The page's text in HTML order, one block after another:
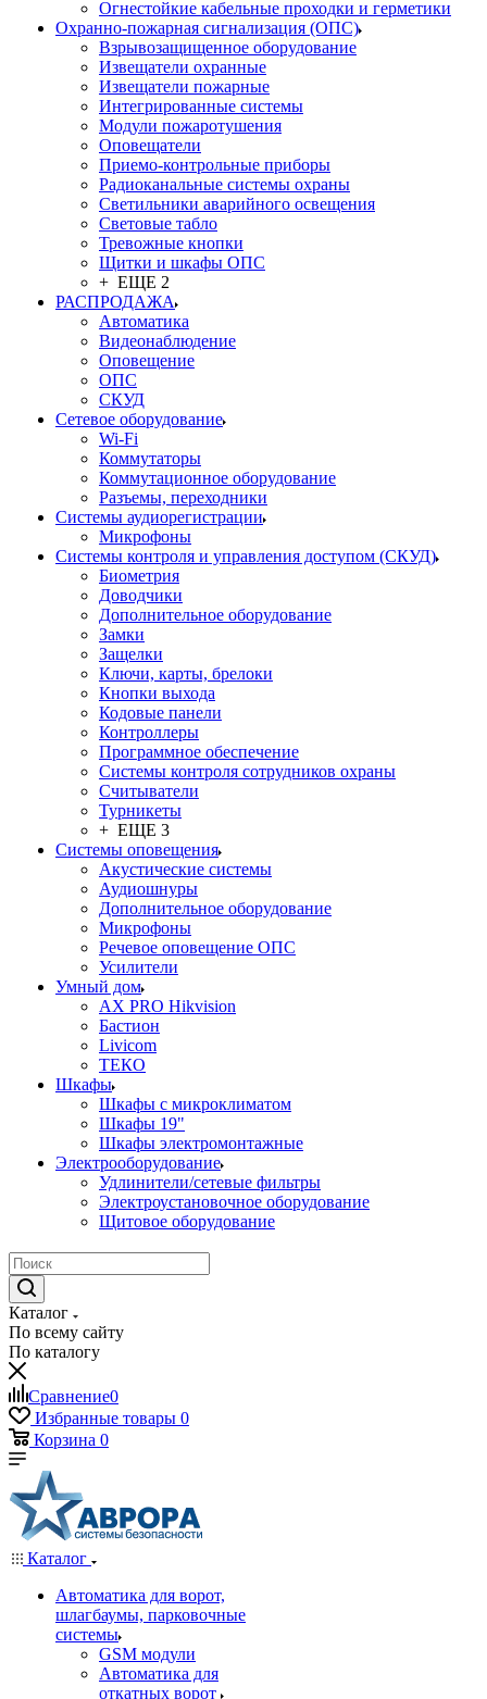
Огнестойкие кабельные проходки и герметики
Охранно-пожарная сигнализация (ОПС)
Взрывозащищенное оборудование
Извещатели охранные
Извещатели пожарные
Интегрированные системы
Модули пожаротушения
Оповещатели
Приемо-контрольные приборы
Радиоканальные системы охраны
Светильники аварийного освещения
Световые табло
Тревожные кнопки
Щитки и шкафы ОПС
+ ЕЩЕ 2
РАСПРОДАЖА
Автоматика
Видеонаблюдение
Оповещение
ОПС
СКУД
Сетевое оборудование
Wi-Fi
Коммутаторы
Коммутационное оборудование
Разъемы, переходники
Системы аудиорегистрации
Микрофоны
Системы контроля и управления доступом (СКУД)
Биометрия
Доводчики
Дополнительное оборудование
Замки
Защелки
Ключи, карты, брелоки
Кнопки выхода
Кодовые панели
Контроллеры
Программное обеспечение
Системы контроля сотрудников охраны
Считыватели
Турникеты
+ ЕЩЕ 3
Системы оповещения
Акустические системы
Аудиошнуры
Дополнительное оборудование
Микрофоны
Речевое оповещение ОПС
Усилители
Умный дом
AX PRO Hikvision
Бастион
Livicom
ТЕКО
Шкафы
Шкафы с микроклиматом
Шкафы 19"
Шкафы электромонтажные
Электрооборудование
Удлинители/сетевые фильтры
Электроустановочное оборудование
Щитовое оборудование
Каталог
По всему сайту
По каталогу
Сравнение0
Избранные товары 0
Корзина 0
Каталог
Автоматика для ворот,
шлагбаумы, парковочные
системы
GSM модули
Автоматика для
откатных ворот